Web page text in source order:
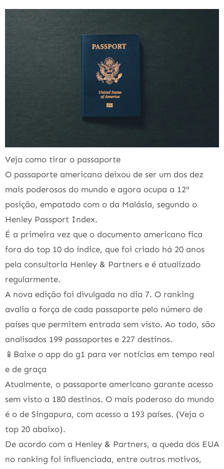
Veja como tirar o passaporte
O passaporte americano deixou de ser um dos dez
mais poderosos do mundo e agora ocupa a 12ª
posição, empatado com o da Malásia, segundo o
Henley Passport Index.
É a primeira vez que o documento americano fica
fora do top 10 do índice, que foi criado há 20 anos
pela consultoria Henley & Partners e é atualizado
regularmente.
A nova edição foi divulgada no dia 7. O ranking
avalia a força de cada passaporte pelo número de
países que permitem entrada sem visto. Ao todo, são
analisados 199 passaportes e 227 destinos.
📱Baixe o app do g1 para ver notícias em tempo real
e de graça
Atualmente, o passaporte americano garante acesso
sem visto a 180 destinos. O mais poderoso do mundo
é o de Singapura, com acesso a 193 países. (Veja o
top 20 abaixo).
De acordo com a Henley & Partners, a queda dos EUA
no ranking foi influenciada, entre outros motivos,